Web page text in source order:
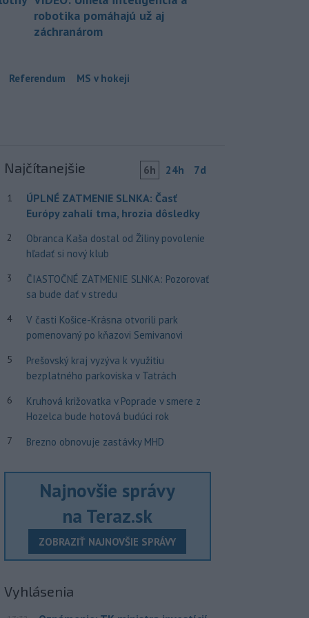
robotika pomáhajú už aj
záchranárom
Referendum MS v hokeji
Najčítanejšie 6h 24h 7d
1
ÚPLNÉ ZATMENIE SLNKA: Časť
Európy zahalí tma, hrozia dôsledky
2
Obranca Kaša dostal od Žiliny povolenie
hľadať si nový klub
3
ČIASTOČNÉ ZATMENIE SLNKA: Pozorovať
sa bude dať v stredu
4
V časti Košice-Krásna otvorili park
pomenovaný po kňazovi Semivanovi
5
Prešovský kraj vyzýva k využitiu
bezplatného parkoviska v Tatrách
6
Kruhová križovatka v Poprade v smere z
Hozelca bude hotová budúci rok
7 Brezno obnovuje zastávky MHD
Najnovšie správy
na Teraz.sk
ZOBRAZIŤ NAJNOVŠIE SPRÁVY
Vyhlásenia